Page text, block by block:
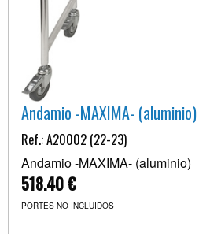
Andamio -MAXIMA- (aluminio)
Ref.: A20002 (22-23)
Andamio -MAXIMA- (aluminio)
518.40 €
PORTES NO INCLUIDOS